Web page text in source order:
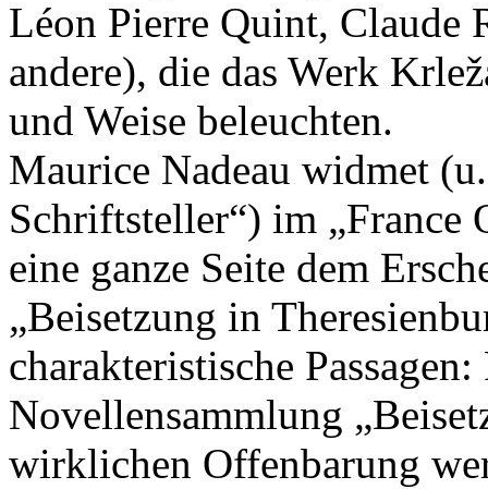
Léon Pierre Quint, Claude
andere), die das Werk
und Weise beleuchten.
Maurice Nadeau widmet
Schriftsteller“) im „France
eine ganze Seite dem
„Beisetzung in
charakteristische
Novellensammlung
wirklichen Offenbarung